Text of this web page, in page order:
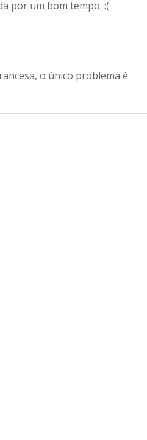
por um bom tempo. :(
o único problema é